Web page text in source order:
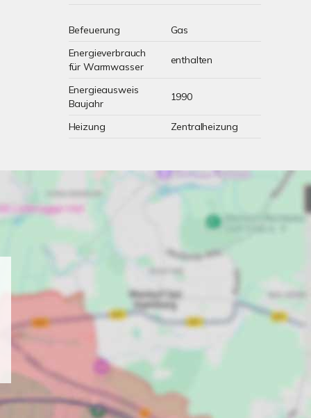
Befeuerung
Gas
Energieverbrauch
für Warmwasser
enthalten
Energieausweis
Baujahr
1990
Heizung Zentralheizung